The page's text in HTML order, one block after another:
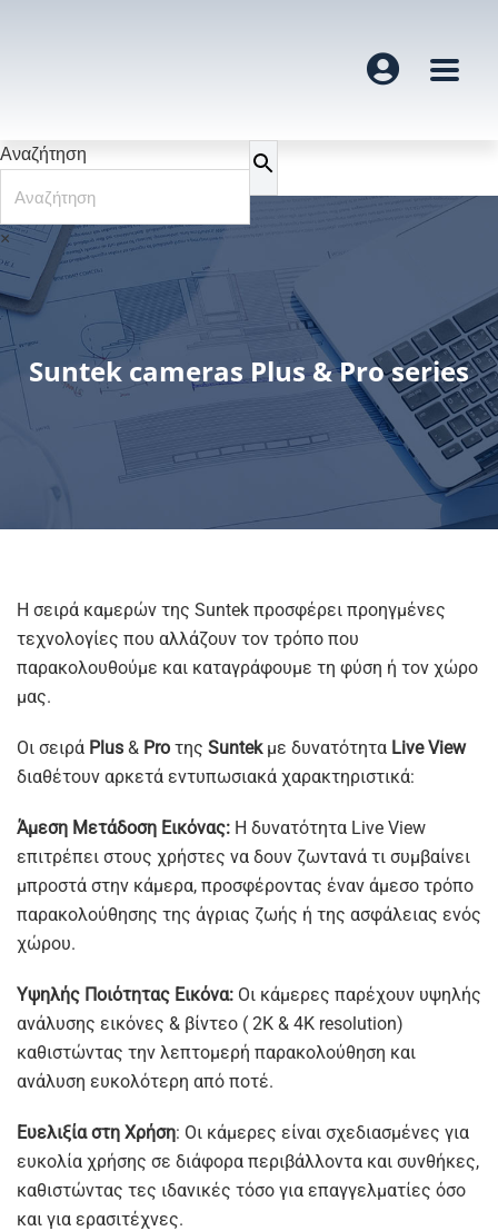
Αναζήτηση
×
Suntek cameras Plus & Pro series
Η σειρά καμερών της Suntek προσφέρει προηγμένες
τεχνολογίες που αλλάζουν τον τρόπο που
παρακολουθούμε και καταγράφουμε τη φύση ή τον χώρο
μας.
Οι σειρά Plus & Pro της Suntekμε δυνατότητα Live View
διαθέτουν αρκετά εντυπωσιακά χαρακτηριστικά:
Άμεση Μετάδοση Εικόνας: Η δυνατότητα Live View
επιτρέπει στους χρήστες να δουν ζωντανά τι συμβαίνει
μπροστά στην κάμερα, προσφέροντας έναν άμεσο τρόπο
παρακολούθησης της άγριας ζωής ή της ασφάλειας ενός
χώρου.
Υψηλής Ποιότητας Εικόνα: Οι κάμερες παρέχουν υψηλής
ανάλυσης εικόνες & βίντεο ( 2Κ & 4Κ resolution)
καθιστώντας την λεπτομερή παρακολούθηση και
ανάλυση ευκολότερη από ποτέ.
Ευελιξία στη Χρήση: Οι κάμερες είναι σχεδιασμένες για
ευκολία χρήσης σε διάφορα περιβάλλοντα και συνθήκες,
καθιστώντας τες ιδανικές τόσο για επαγγελματίες όσο
και για ερασιτέχνες.